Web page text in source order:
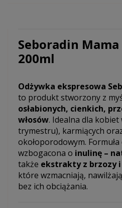
Seboradin
200ml
Odżywka ekspresowa
to produkt stworzony z
osłabionych, cienkich,
włosów. Idealna dla kobiet
trymestru), karmiących
okołoporodowym. Formuła
wzbogacona o inulinę –
także ekstrakty z brzozy
które wzmacniają,
bez ich obciążania.